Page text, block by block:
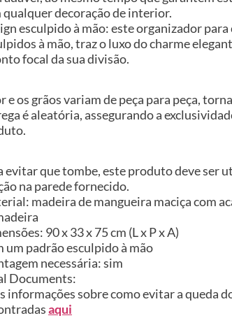
qualquer decoração de interior.
esculpido à mão: este organizador para
à mão, traz o luxo do charme
focal da sua divisão.
e os grãos variam de peça para peça,
é aleatória, assegurando a
evitar que tombe, este produto deve ser
na parede fornecido.
madeira de mangueira maciça com
90 x 33 x 75 cm (L x P x A)
um padrão esculpido à mão
necessária: sim
Documents:
informações sobre como evitar a queda
aqui